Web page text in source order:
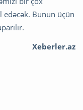
Bunun üçün
Xeberler.az